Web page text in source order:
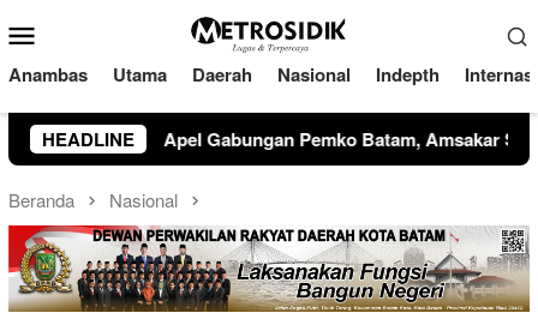
ke
kontenMobile
Anambas Utama Daerah Nasional Indepth
HEADLINE
Batam, Amsakar Soroti Kinerja OPD dan Optimalisasi
Beranda Nasional